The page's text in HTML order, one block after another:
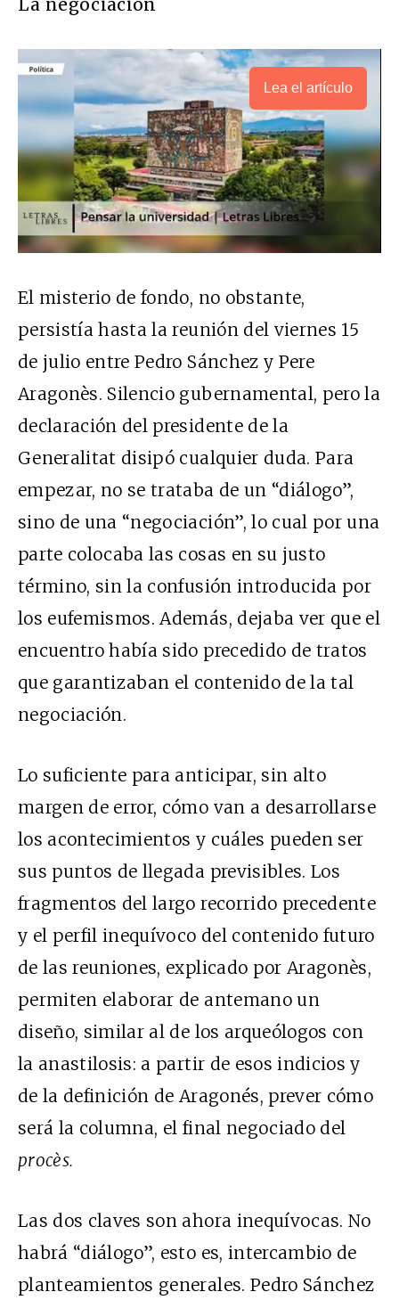
La negociación
Lea el artículo
El misterio de fondo, no obstante,
persistía hasta la reunión del viernes 15
de julio entre Pedro Sánchez y Pere
Aragonès. Silencio gubernamental, pero la
declaración del presidente de la
Generalitat disipó cualquier duda. Para
empezar, no se trataba de un “diálogo”,
sino de una “negociación”, lo cual por una
parte colocaba las cosas en su justo
término, sin la confusión introducida por
los eufemismos. Además, dejaba ver que el
encuentro había sido precedido de tratos
que garantizaban el contenido de la tal
negociación.
Lo suficiente para anticipar, sin alto
margen de error, cómo van a desarrollarse
los acontecimientos y cuáles pueden ser
sus puntos de llegada previsibles. Los
fragmentos del largo recorrido precedente
y el perfil inequívoco del contenido futuro
de las reuniones, explicado por Aragonès,
permiten elaborar de antemano un
diseño, similar al de los arqueólogos con
la anastilosis: a partir de esos indicios y
de la definición de Aragonés, prever cómo
será la columna, el final negociado del
procès.
Las dos claves son ahora inequívocas. No
habrá “diálogo”, esto es, intercambio de
planteamientos generales. Pedro Sánchez